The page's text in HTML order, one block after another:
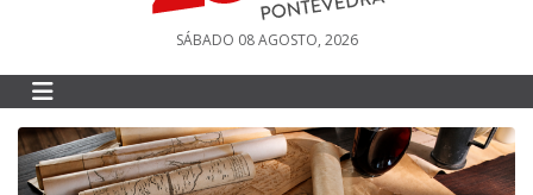
SÁBADO 08 AGOSTO, 2026